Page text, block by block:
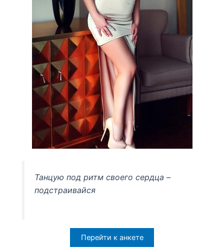
Танцую под ритм своего сердца –
подстраивайся
Перейти к анкете